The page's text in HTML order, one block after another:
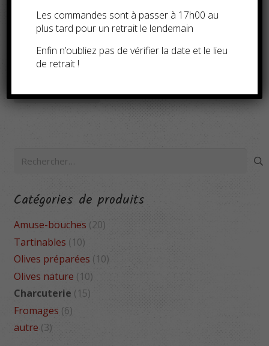
Spianata Calabrais / 100
Rechercher :
Catégories de produits
Amuse-bouches (20)
Tartinables (10)
Olives préparées (10)
Olives nature (10)
Charcuterie (15)
Fromages (6)
autre (3)
Les commandes sont à passer à 17h00 au
plus tard pour un retrait le lendemain
Enfin n’oubliez pas de vérifier la date et le lieu
de retrait !